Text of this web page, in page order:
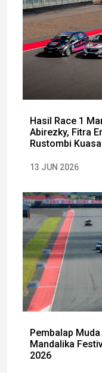
Hasil Race 1
Abirezky, Fitra
Rustombi
13 JUN 2026
Pembalap
Mandalika
2026